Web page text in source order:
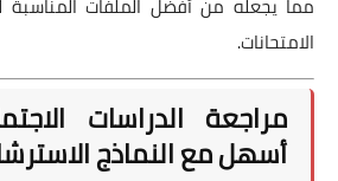
الامتحانات.
مراجعة الدراسات
أسهل مع النماذج